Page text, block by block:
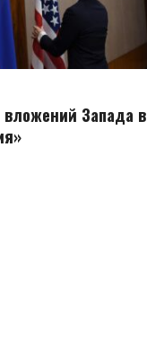
Запада в